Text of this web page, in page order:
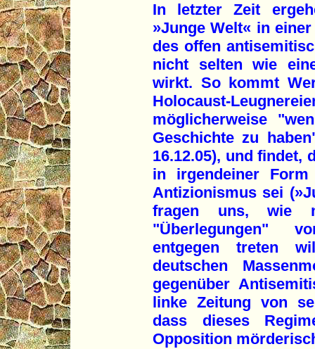
In letzter Zeit
»Junge Welt« in
des offen
nicht selten wie
wirkt. So kommt
Holocaust-
möglicherweise
Geschichte zu
16.12.05), und findet,
in irgendeiner
Antizionismus sei
fragen uns, wie
"Überlegungen"
entgegen treten
deutschen
gegenüber
linke Zeitung von
dass dieses
Opposition